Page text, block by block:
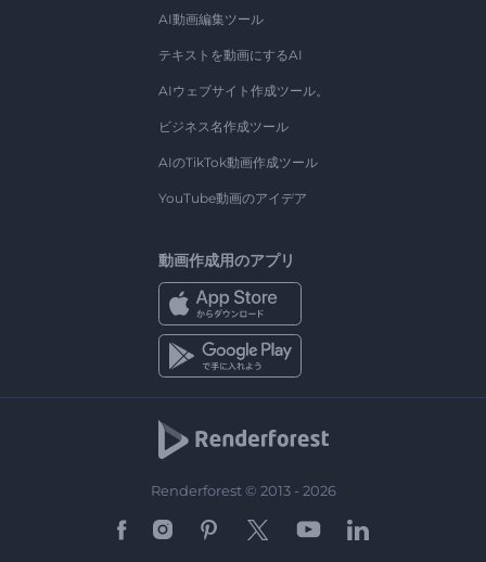
AI動画編集ツール
テキストを動画にするAI
AIウェブサイト作成ツール。
ビジネス名作成ツール
AIのTikTok動画作成ツール
YouTube動画のアイデア
動画作成用のアプリ
Renderforest © 2013 - 2026